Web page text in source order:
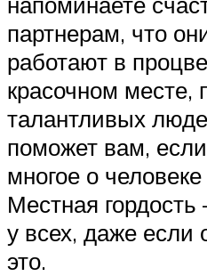
партнерам, что
работают в
красочном месте,
талантливых
поможет вам,
многое о
Местная гордость
у всех, даже если
это.